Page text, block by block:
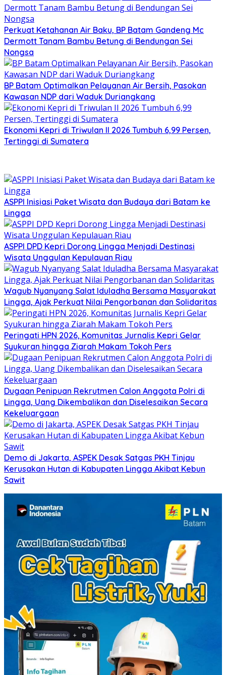
Perkuat Ketahanan Air Baku, BP Batam Gandeng Mc
Dermott Tanam Bambu Betung di Bendungan Sei
Nongsa
BP Batam Optimalkan Pelayanan Air Bersih, Pasokan
Kawasan NDP dari Waduk Duriangkang
Ekonomi Kepri di Triwulan II 2026 Tumbuh 6,99 Persen,
Tertinggi di Sumatera
ASPPI Inisiasi Paket Wisata dan Budaya dari Batam ke
Lingga
ASPPI DPD Kepri Dorong Lingga Menjadi Destinasi
Wisata Unggulan Kepulauan Riau
Wagub Nyanyang Salat Iduladha Bersama Masyarakat
Lingga, Ajak Perkuat Nilai Pengorbanan dan Solidaritas
Peringati HPN 2026, Komunitas Jurnalis Kepri Gelar
Syukuran hingga Ziarah Makam Tokoh Pers
Dugaan Penipuan Rekrutmen Calon Anggota Polri di
Lingga, Uang Dikembalikan dan Diselesaikan Secara
Kekeluargaan
Demo di Jakarta, ASPEK Desak Satgas PKH Tinjau
Kerusakan Hutan di Kabupaten Lingga Akibat Kebun
Sawit